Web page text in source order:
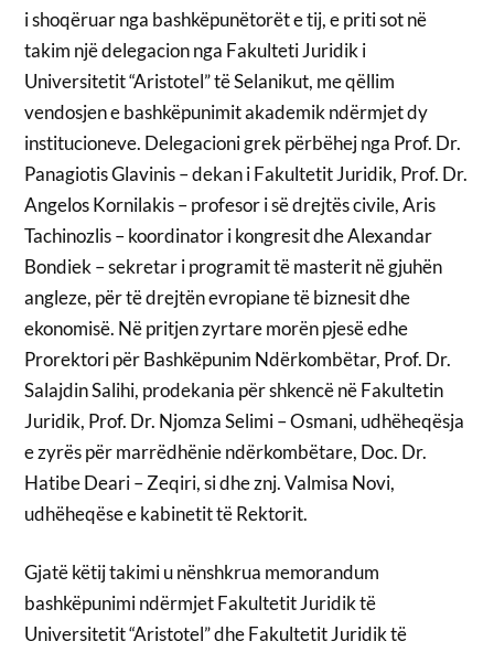
i shoqëruar nga bashkëpunëtorët e tij, e priti sot në
takim një delegacion nga Fakulteti Juridik i
Universitetit “Aristotel” të Selanikut, me qëllim
vendosjen e bashkëpunimit akademik ndërmjet dy
institucioneve. Delegacioni grek përbëhej nga Prof. Dr.
Panagiotis Glavinis – dekan i Fakultetit Juridik, Prof. Dr.
Angelos Kornilakis – profesor i së drejtës civile, Aris
Tachinozlis – koordinator i kongresit dhe Alexandar
Bondiek – sekretar i programit të masterit në gjuhën
angleze, për të drejtën evropiane të biznesit dhe
ekonomisë. Në pritjen zyrtare morën pjesë edhe
Prorektori për Bashkëpunim Ndërkombëtar, Prof. Dr.
Salajdin Salihi, prodekania për shkencë në Fakultetin
Juridik, Prof. Dr. Njomza Selimi – Osmani, udhëheqësja
e zyrës për marrëdhënie ndërkombëtare, Doc. Dr.
Hatibe Deari – Zeqiri, si dhe znj. Valmisa Novi,
udhëheqëse e kabinetit të Rektorit.
Gjatë këtij takimi u nënshkrua memorandum
bashkëpunimi ndërmjet Fakultetit Juridik të
Universitetit “Aristotel” dhe Fakultetit Juridik të